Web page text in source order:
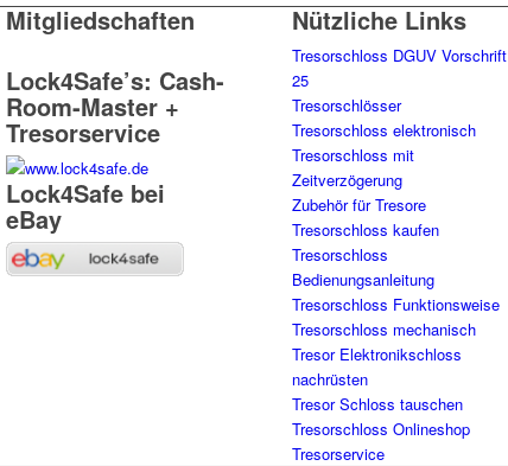
Mitgliedschaften
Lock4Safe’s: Cash-
Room-Master +
Tresorservice
Lock4Safe bei
eBay
Nützliche Links
Tresorschloss DGUV Vorschrift
25
Tresorschlösser
Tresorschloss elektronisch
Tresorschloss mit
Zeitverzögerung
Zubehör für Tresore
Tresorschloss kaufen
Tresorschloss
Bedienungsanleitung
Tresorschloss Funktionsweise
Tresorschloss mechanisch
Tresor Elektronikschloss
nachrüsten
Tresor Schloss tauschen
Tresorschloss Onlineshop
Tresorservice